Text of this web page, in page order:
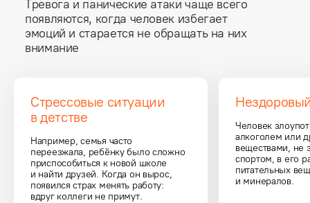
Тревога и панические атаки чаще всего
появляются, когда человек избегает
эмоций и старается не обращать на них
внимание
Стрессовые ситуации
в детстве
Например, семья часто
переезжала, ребёнку было сложно
приспособиться к новой школе
и найти друзей. Когда он вырос,
появился страх менять работу:
вдруг коллеги не примут.
Человек
алкоголем или
веществами, не
спортом, в его
питательных
и минералов.